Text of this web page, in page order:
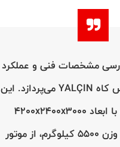
مشخصات فنی و عملکرد
دستگاه پرس کاه YALÇIN می‌پردازد. این
دستگاه با ابعاد 4200x2400x3000
میلیمتر و وزن 5500 کیلوگرم، از موتور